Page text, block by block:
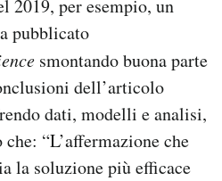
2019, per esempio, un
pubblicato
smontando buona parte
dell’articolo
dati, modelli e analisi,
“L’affermazione che
la soluzione più efficace